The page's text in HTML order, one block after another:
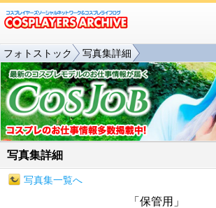
フォトストック 写真集詳細
写真集詳細
写真集一覧へ
「保管用」